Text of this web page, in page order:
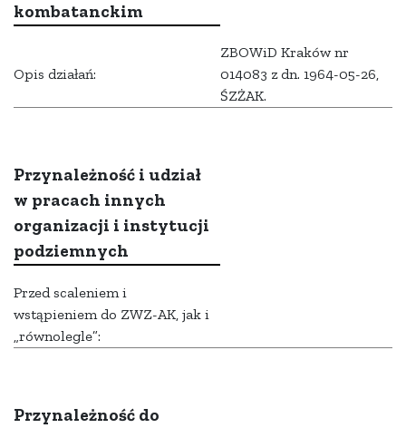
kombatanckim
Opis działań:
ZBOWiD Kraków nr
014083 z dn. 1964-05-26,
ŚZŻAK.
Przynależność i udział
w pracach innych
organizacji i instytucji
podziemnych
Przed scaleniem i
wstąpieniem do ZWZ-AK, jak i
„równolegle”:
Przynależność do